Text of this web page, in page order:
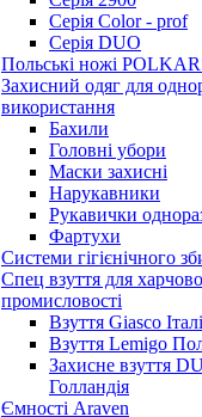
Серія Color - prof
Серія DUO
Польські ножі
Захисний одяг для
використання
Бахили
Головні убори
Маски захисні
Нарукавники
Рукавички
Фартухи
Системи гігієнічного
Спец взуття для
промисловості
Взуття Giasco
Взуття Lemigo
Захисне взуття
Голландія
Ємності Araven